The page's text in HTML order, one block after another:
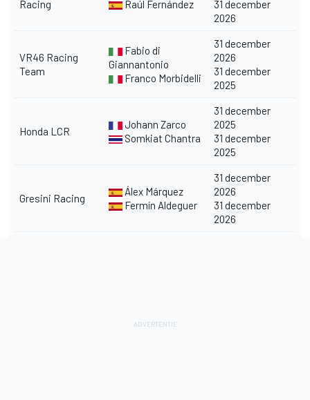
Racing
Raúl Fernández
31 december
2026
VR46 Racing
Team
Fabio di
Giannantonio
Franco Morbidelli
31 december
2026
31 december
2025
Honda LCR
Johann Zarco
Somkiat Chantra
31 december
2025
31 december
2025
Gresini Racing
Álex Márquez
Fermín Aldeguer
31 december
2026
31 december
2026